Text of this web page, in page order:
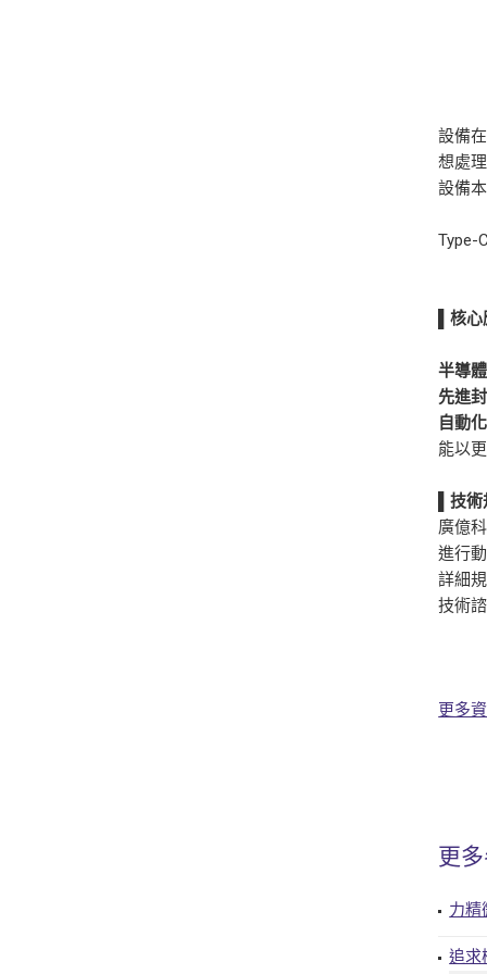
設備
想處
設備
Type-
▌核心
半導
先進
自動
能以
▌技術
廣億
進行
詳細
技術
更多
更
力精
追求